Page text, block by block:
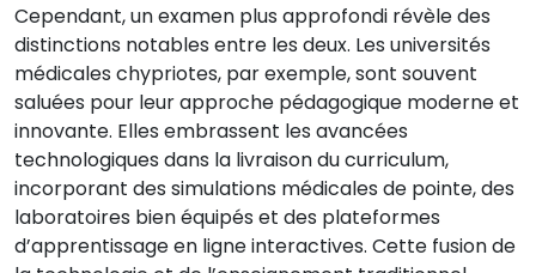
Cependant, un examen plus approfondi révèle des
distinctions notables entre les deux. Les universités
médicales chypriotes, par exemple, sont souvent
saluées pour leur approche pédagogique moderne et
innovante. Elles embrassent les avancées
technologiques dans la livraison du curriculum,
incorporant des simulations médicales de pointe, des
laboratoires bien équipés et des plateformes
d’apprentissage en ligne interactives. Cette fusion de